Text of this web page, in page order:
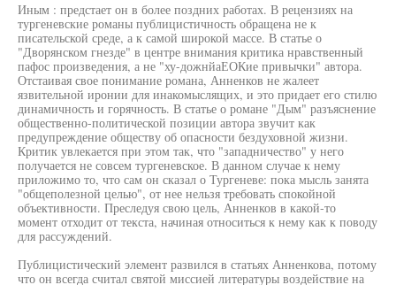
Иным : предстает он в более поздних работах. В рецензиях на
тургеневские романы публицистичность обращена не к
писательской среде, а к самой широкой массе. В статье о
"Дворянском гнезде" в центре внимания критика нравственный
пафос произведения, а не "ху-дожнйаЕОКие привычки" автора.
Отстаивая свое понимание романа, Анненков не жалеет
язвительной иронии для инакомыслящих, и это придает его стилю
динамичность и горячность. В статье о романе "Дым" разъяснение
общественно-политической позиции автора звучит как
предупреждение обществу об опасности бездуховной жизни.
Критик увлекается при этом так, что "западничество" у него
получается не совсем тургеневское. В данном случае к нему
приложимо то, что сам он сказал о Тургеневе: пока мысль занята
"общеполезной целью", от нее нельзя требовать спокойной
объективности. Преследуя свою цель, Анненков в какой-то
момент отходит от текста, начиная относиться к нему как к поводу
для рассуждений.
Публицистический элемент развился в статьях Анненкова, потому
что он всегда считал святой миссией литературы воздействие на